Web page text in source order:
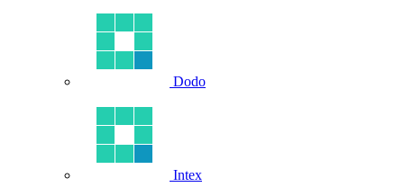
Dodo
Intex